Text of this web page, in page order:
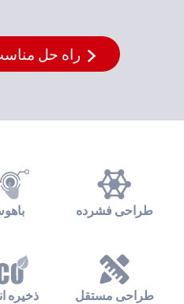
راه حل
طراحی فشرده
ذخیره طراحی مستقل